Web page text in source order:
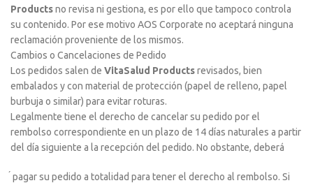
Productsno revisa ni gestiona, es por ello que tampoco controla
su contenido. Por ese motivo AOS Corporate no aceptará ninguna
reclamación proveniente de los mismos.
Cambios o Cancelaciones de Pedido
Los pedidos salen de VitaSalud Productsrevisados, bien
embalados y con material de protección (papel de relleno, papel
burbuja o similar) para evitar roturas.
Legalmente tiene el derecho de cancelar su pedido por el
rembolso correspondiente en un plazo de 14 días naturales a partir
del día siguiente a la recepción del pedido. No obstante, deberá
́ pagar su pedido a totalidad para tener el derecho al rembolso. Si